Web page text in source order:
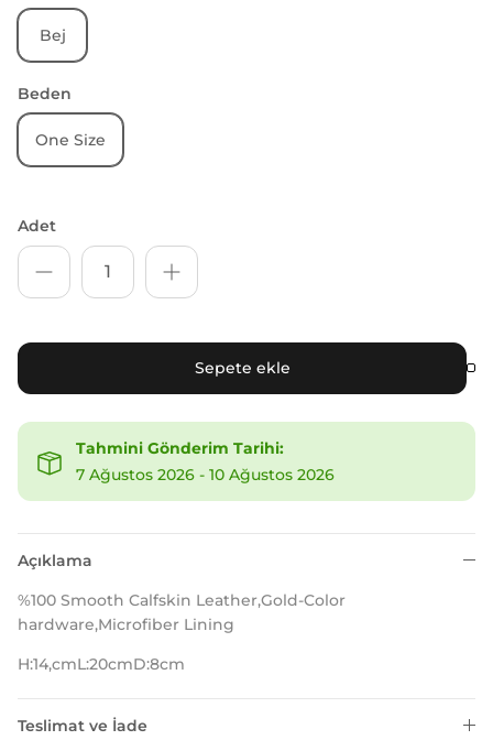
Beden
One Size
Bej
Adet
Sepete ekle
Tahmini Gönderim Tarihi:
7 Ağustos 2026 - 10 Ağustos 2026
Açıklama
%100 Smooth Calfskin Leather,Gold-Color
hardware,Microfiber Lining
H:14,cmL:20cmD:8cm
Teslimat ve İade